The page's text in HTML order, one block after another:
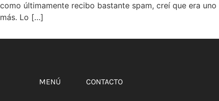
como últimamente recibo bastante spam, creí que era uno
más. Lo […]
MENÚ CONTACTO